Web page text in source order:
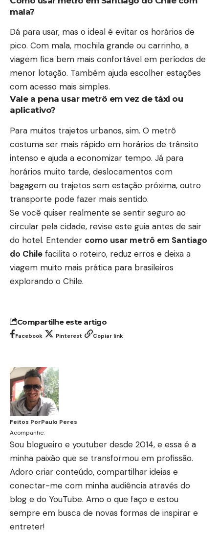
mala?
Dá para usar, mas o ideal é evitar os horários de
pico. Com mala, mochila grande ou carrinho, a
viagem fica bem mais confortável em períodos de
menor lotação. Também ajuda escolher estações
com acesso mais simples.
Vale a pena usar metrô em vez de táxi ou
aplicativo?
Para muitos trajetos urbanos, sim. O metrô
costuma ser mais rápido em horários de trânsito
intenso e ajuda a economizar tempo. Já para
horários muito tarde, deslocamentos com
bagagem ou trajetos sem estação próxima, outro
transporte pode fazer mais sentido.
Se você quiser realmente se sentir seguro ao
circular pela cidade, revise este guia antes de sair
do hotel. Entender como usar metrô em Santiago
do Chile facilita o roteiro, reduz erros e deixa a
viagem muito mais prática para brasileiros
explorando o Chile.
Compartilhe este artigo
Facebook Pinterest Copiar link
Feitos PorPaulo Peres
Acompanhe:
Sou blogueiro e youtuber desde 2014, e essa é a
minha paixão que se transformou em profissão.
Adoro criar conteúdo, compartilhar ideias e
conectar-me com minha audiência através do
blog e do YouTube. Amo o que faço e estou
sempre em busca de novas formas de inspirar e
entreter!